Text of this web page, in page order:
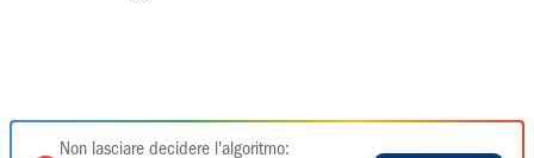
Non lasciare decidere l'algoritmo: